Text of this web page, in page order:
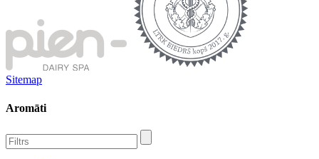
Sitemap
Aromāti